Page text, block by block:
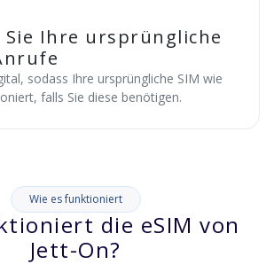
Sie Ihre ursprüngliche
sodass Ihre ursprüngliche SIM wie
falls Sie diese benötigen.
Wie es funktioniert
die eSIM von
Jett-On?